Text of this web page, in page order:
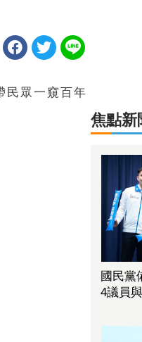
民眾一窺百年
焦點新
國民黨
4議員